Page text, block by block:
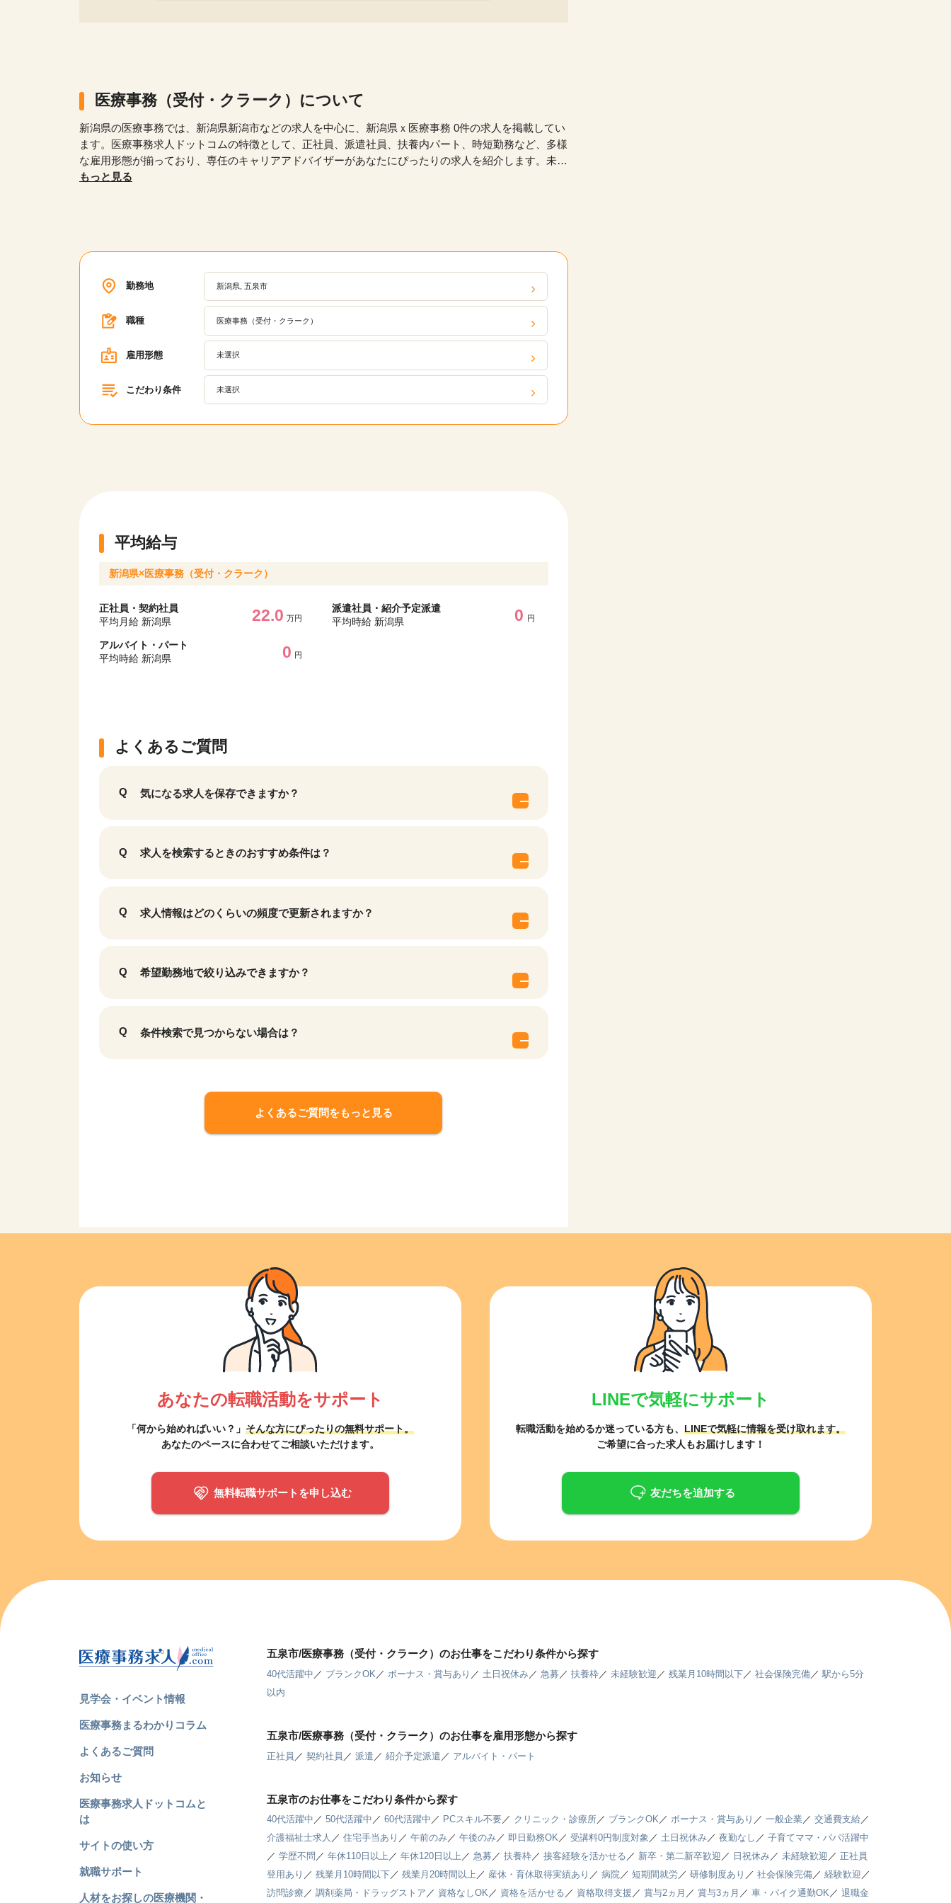
医療事務（受付・クラーク）について
新潟県の医療事務では、新潟県新潟市などの求人を中心に、新潟県ｘ医療事務 0件の求人を掲載してい
ます。医療事務求人ドットコムの特徴として、正社員、派遣社員、扶養内パート、時短勤務など、多様
な雇用形態が揃っており、専任のキャリアアドバイザーがあなたにぴったりの求人を紹介します。未経
験者や無資格者、ブランクがある方でも安心して働けるお仕事や20代、30代、40代、50代といった幅
もっと見る
勤務地 新潟県, 五泉市
職種 医療事務（受付・クラーク）
雇用形態 未選択
こだわり条件 未選択
平均給与
新潟県×医療事務（受付・クラーク）
正社員・契約社員
平均月給 新潟県
22.0 万円
派遣社員・紹介予定派遣
平均時給 新潟県
0 円
アルバイト・パート
平均時給 新潟県
0 円
よくあるご質問
気になる求人を保存できますか？
求人を検索するときのおすすめ条件は？
求人情報はどのくらいの頻度で更新されますか？
希望勤務地で絞り込みできますか？
条件検索で見つからない場合は？
よくあるご質問をもっと見る
あなたの転職活動をサポート
「何から始めればいい？」 そんな方にぴったりの無料サポート。
あなたのペースに合わせてご相談いただけます。
無料転職サポートを申し込む
LINEで気軽にサポート
転職活動を始めるか迷っている方も、 LINEで気軽に情報を受け取れます。
ご希望に合った求人もお届けします！
友だちを追加する
見学会・イベント情報
医療事務まるわかりコラム
よくあるご質問
お知らせ
医療事務求人ドットコムと
は
サイトの使い方
就職サポート
人材をお探しの医療機関・
五泉市/医療事務（受付・クラーク）のお仕事をこだわり条件から探す
40代活躍中 ／ ブランクOK ／ ボーナス・賞与あり ／ 土日祝休み ／ 急募 ／扶養枠 ／ 未経験歓迎 ／残業月10時間以下 ／社会保険完備 ／駅から5分
以内
五泉市/医療事務（受付・クラーク）のお仕事を雇用形態から探す
正社員 ／契約社員 ／派遣 ／紹介予定派遣 ／ アルバイト・パート
五泉市のお仕事をこだわり条件から探す
40代活躍中 ／50代活躍中 ／60代活躍中 ／ PCスキル不要／ クリニック・診療所／ ブランクOK／ボーナス・賞与あり ／一般企業 ／交通費支給／
介護福祉士求人 ／住宅手当あり ／午前のみ／午後のみ／ 即日勤務OK／受講料0円制度対象 ／土日祝休み／夜勤なし ／子育てママ・パパ活躍中
／学歴不問 ／年休110日以上 ／年休120日以上 ／急募 ／扶養枠／接客経験を活かせる ／ 新卒・第二新卒歓迎 ／ 日祝休み／未経験歓迎 ／正社員
登用あり ／残業月10時間以下／残業月20時間以上 ／ 産休・育休取得実績あり ／病院／短期間就労／研修制度あり ／社会保険完備／経験歓迎 ／
訪問診療 ／調剤薬局・ドラッグストア ／ 資格なしOK／ 資格を活かせる ／ 資格取得支援 ／賞与2ヵ月 ／賞与3ヵ月 ／車・バイク通勤OK／退職金